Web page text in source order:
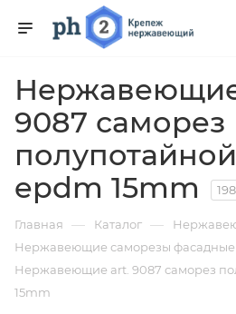
9087 саморез
epdm 15mm
198
Главная — Каталог —
Нержавеющие саморезы фасадные
Нержавеющие art. 9087 саморез
15mm